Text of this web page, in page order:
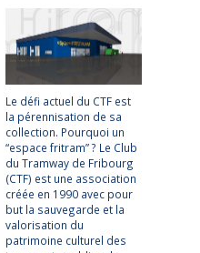
Le défi actuel du CTF est
la pérennisation de sa
collection. Pourquoi un
“espace fritram” ? Le Club
du Tramway de Fribourg
(CTF) est une association
créée en 1990 avec pour
but la sauvegarde et la
valorisation du
patrimoine culturel des